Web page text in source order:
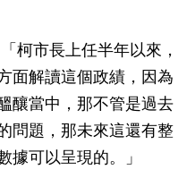
柯市長上任半年以來，
面解讀這個政績，因為
釀當中，那不管是過去
問題，那未來這還有整
據可以呈現的。」